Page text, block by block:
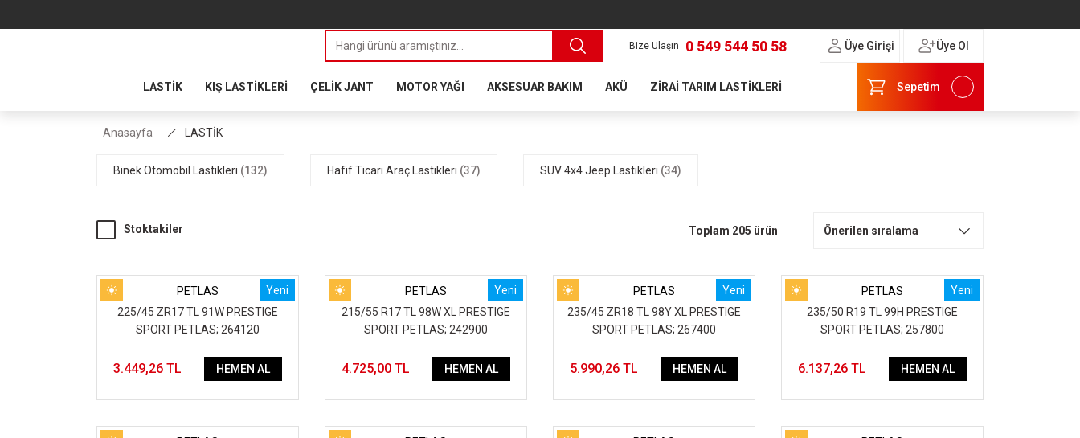
Bize Ulaşın 0 549 544 50 58 Üye Girişi Üye Ol
LASTİK KIŞ LASTİKLERİ ÇELİK JANT MOTOR YAĞI AKSESUAR BAKIM AKÜ ZİRAİ TARIM LASTİKLERİ Sepetim
Anasayfa LASTİK
Binek Otomobil Lastikleri (132) Hafif Ticari Araç Lastikleri (37) SUV 4x4 Jeep Lastikleri (34)
Stoktakiler Toplam 205 ürün
Yeni
PETLAS
225/45 ZR17 TL 91W PRESTIGE
SPORT PETLAS; 264120
3.449,26 TL HEMEN AL
Yeni
PETLAS
215/55 R17 TL 98W XL PRESTIGE
SPORT PETLAS; 242900
4.725,00 TL HEMEN AL
Yeni
PETLAS
235/45 ZR18 TL 98Y XL PRESTIGE
SPORT PETLAS; 267400
5.990,26 TL HEMEN AL
Yeni
PETLAS
235/50 R19 TL 99H PRESTIGE
SPORT PETLAS; 257800
6.137,26 TL HEMEN AL